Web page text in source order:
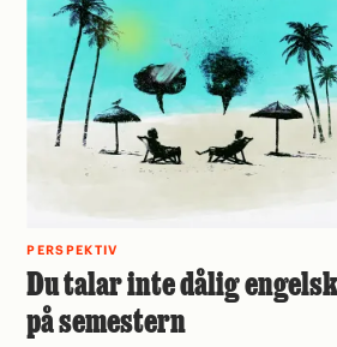
PERSPEKTIV
Du talar inte dålig
på semestern